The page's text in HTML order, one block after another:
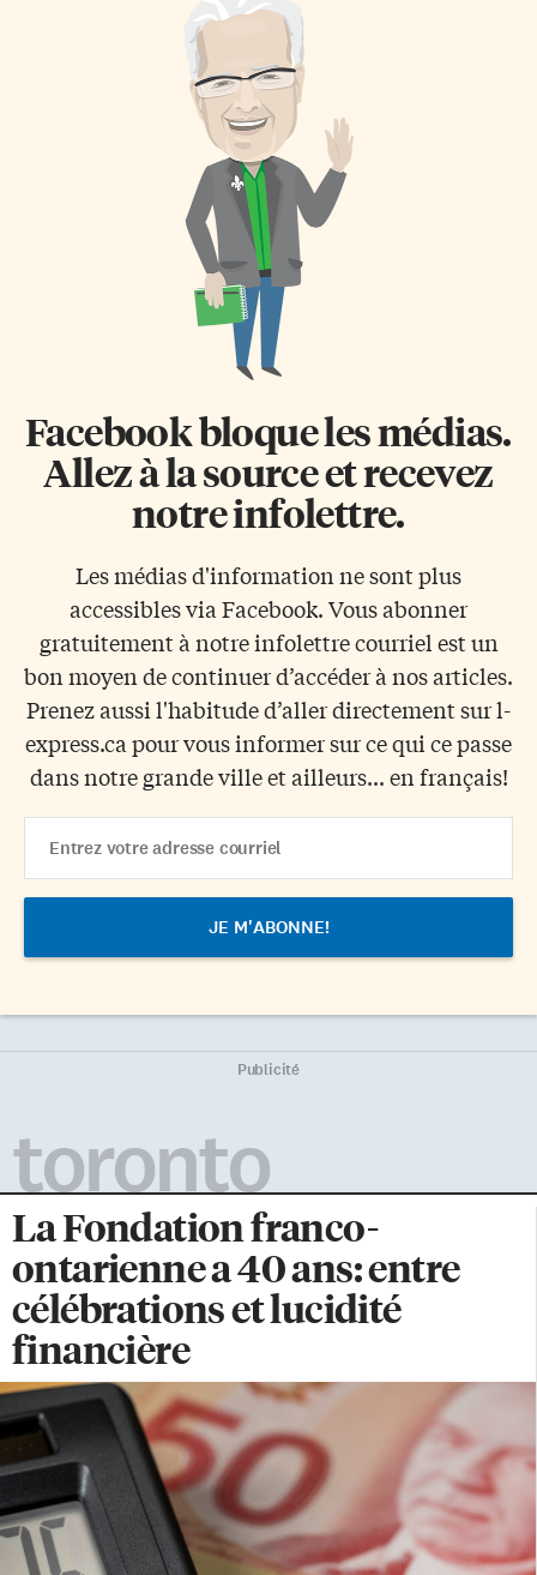
vulnérabilité financière sont
des enjeux de plus en plus
préoccupants», alerte la FAAFC
dans un mémoire présenté en
avril au Comité permanent de la
Chambre des communes, dans
le cadre de son étude sur la
maltraitance et la vulnérabilité
financière des aînées. «Les
directeur général, Marc
Lavigne. Objectif: 8000 $ Alors
qu’elle célèbre quatre décennies
d’engagement philanthropique
en Ontario français, la FFO ne
cache pas les défis financiers
majeurs auxquels elle fait face.
Le ton se veut pourtant
rassembleur pour le lancement
de la nouvelle édition de sa
campagne «25/25». Du 24 juillet
au 25 septembre, la FFO invite
la […]
Facebook bloque les médias.
Allez à la source et recevez
notre infolettre.
Les médias d'information ne sont plus
accessibles via Facebook. Vous abonner
gratuitement à notre infolettre courriel est un
bon moyen de continuer d’accéder à nos articles.
Prenez aussi l'habitude d’aller directement sur l-
express.ca pour vous informer sur ce qui ce passe
dans notre grande ville et ailleurs... en français!
Address
Publicité
toronto
La Fondation franco-
ontarienne a 40 ans: entre
célébrations et lucidité
financière